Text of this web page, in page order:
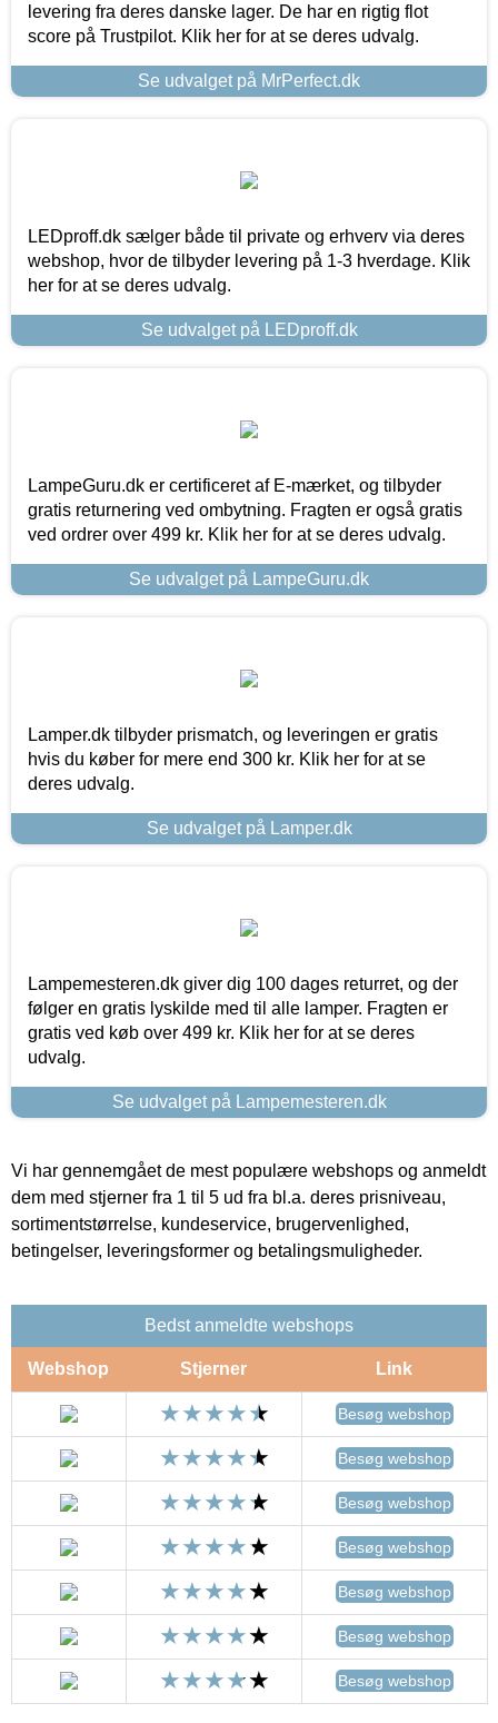
levering fra deres danske lager. De har en rigtig flot
score på Trustpilot. Klik her for at se deres udvalg.
Se udvalget på MrPerfect.dk
LEDproff.dk sælger både til private og erhverv via deres
webshop, hvor de tilbyder levering på 1-3 hverdage. Klik
her for at se deres udvalg.
Se udvalget på LEDproff.dk
LampeGuru.dk er certificeret af E-mærket, og tilbyder
gratis returnering ved ombytning. Fragten er også gratis
ved ordrer over 499 kr. Klik her for at se deres udvalg.
Se udvalget på LampeGuru.dk
Lamper.dk tilbyder prismatch, og leveringen er gratis
hvis du køber for mere end 300 kr. Klik her for at se
deres udvalg.
Se udvalget på Lamper.dk
Lampemesteren.dk giver dig 100 dages returret, og der
følger en gratis lyskilde med til alle lamper. Fragten er
gratis ved køb over 499 kr. Klik her for at se deres
udvalg.
Se udvalget på Lampemesteren.dk
Vi har gennemgået de mest populære webshops og anmeldt
dem med stjerner fra 1 til 5 ud fra bl.a. deres prisniveau,
sortimentstørrelse, kundeservice, brugervenlighed,
betingelser, leveringsformer og betalingsmuligheder.
Bedst anmeldte webshops
Webshop Stjerner Link
Besøg webshop
Besøg webshop
Besøg webshop
Besøg webshop
Besøg webshop
Besøg webshop
Besøg webshop